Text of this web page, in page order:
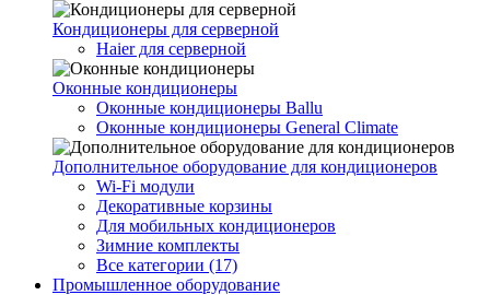
Кондиционеры для серверной
Haier для серверной
Оконные кондиционеры
Оконные кондиционеры Ballu
Оконные кондиционеры General Climate
Дополнительное оборудование для кондиционеров
Wi-Fi модули
Декоративные корзины
Для мобильных кондиционеров
Зимние комплекты
Все категории (17)
Промышленное оборудование